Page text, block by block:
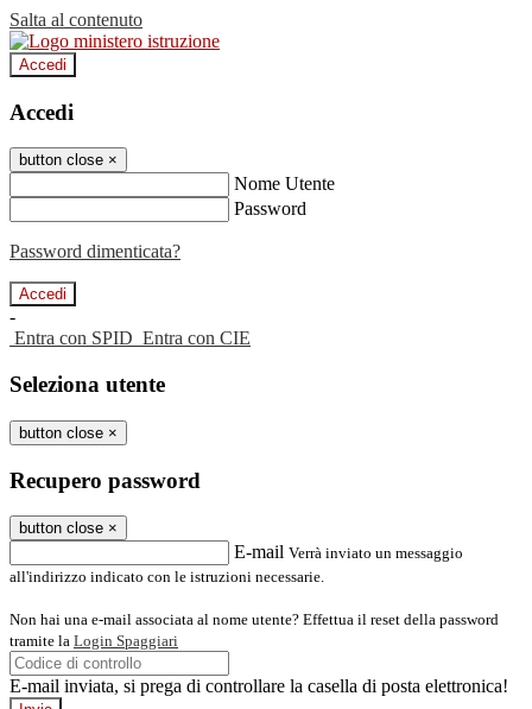
Salta al contenuto
Accedi
Accedi
button close ×
Nome Utente
Password
Password dimenticata?
-
Entra con SPID Entra con CIE
Seleziona utente
button close ×
Recupero password
button close ×
E-mail Verrà inviato un messaggio
all'indirizzo indicato con le istruzioni necessarie.
Non hai una e-mail associata al nome utente? Effettua il reset della password
tramite la Login Spaggiari
E-mail inviata, si prega di controllare la casella di posta elettronica!